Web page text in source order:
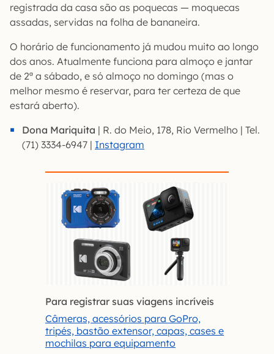
registrada da casa são as poquecas — moquecas
assadas, servidas na folha de bananeira.
O horário de funcionamento já mudou muito ao longo
dos anos. Atualmente funciona para almoço e jantar
de 2ª a sábado, e só almoço no domingo (mas o
melhor mesmo é reservar, para ter certeza de que
estará aberto).
Dona Mariquita | R. do Meio, 178, Rio Vermelho | Tel.
(71) 3334-6947 | Instagram
Para registrar suas viagens incríveis
Câmeras, acessórios para GoPro,
tripés, bastão extensor, capas, cases e
mochilas para equipamento